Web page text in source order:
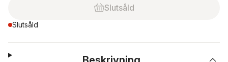
Slutsåld
Slutsåld